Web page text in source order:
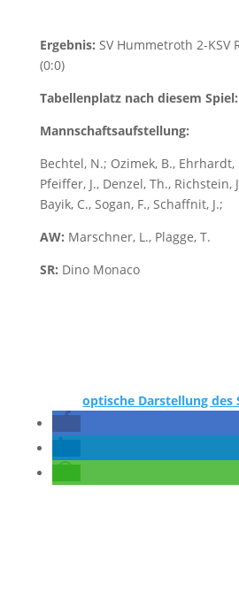
Ergebnis: SV Hummetroth 2-KSV
(0:0)
Tabellenplatz nach diesem
Mannschaftsaufstellung:
Bechtel, N.; Ozimek, B., Ehrhardt,
Pfeiffer, J., Denzel, Th., Richstein,
Bayik, C., Sogan, F., Schaffnit, J.;
AW: Marschner, L., Plagge, T.
SR: Dino Monaco
optische Darstellung des